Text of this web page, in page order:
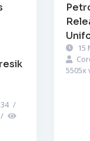
/
/
15
5505x